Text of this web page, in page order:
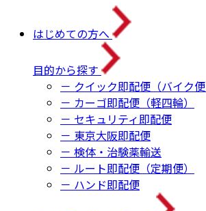
はじめての方へ
目的から探す
－ クイック即配便（バイク便
－ カーゴ即配便（軽四輪）
－ セキュリティ即配便
－ 東京大阪即配便
－ 検体・治験薬輸送
－ ルート即配便（定期便）
－ ハンド即配便